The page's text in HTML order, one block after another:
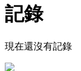
記錄
現在還沒有記錄